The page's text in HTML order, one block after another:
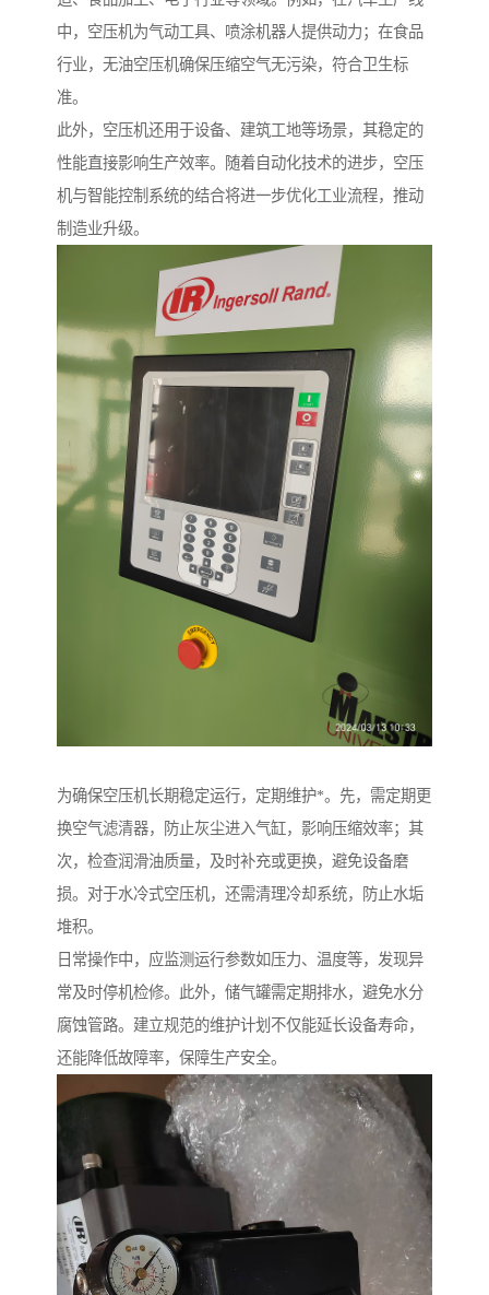
中，空压机为气动工具、喷涂机器人提供动力；在食品
行业，无油空压机确保压缩空气无污染，符合卫生标
准。
此外，空压机还用于设备、建筑工地等场景，其稳定的
性能直接影响生产效率。随着自动化技术的进步，空压
机与智能控制系统的结合将进一步优化工业流程，推动
制造业升级。
为确保空压机长期稳定运行，定期维护*。先，需定期更
换空气滤清器，防止灰尘进入气缸，影响压缩效率；其
次，检查润滑油质量，及时补充或更换，避免设备磨
损。对于水冷式空压机，还需清理冷却系统，防止水垢
堆积。
日常操作中，应监测运行参数如压力、温度等，发现异
常及时停机检修。此外，储气罐需定期排水，避免水分
腐蚀管路。建立规范的维护计划不仅能延长设备寿命，
还能降低故障率，保障生产安全。